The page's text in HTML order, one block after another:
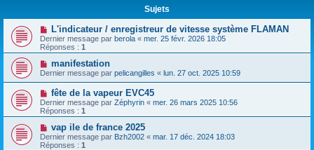
Sujets
L'indicateur / enregistreur de vitesse système FLAMAN
Dernier message par berola « mer. 25 févr. 2026 18:05
Réponses : 1
manifestation
Dernier message par pelicangilles « lun. 27 oct. 2025 10:59
fête de la vapeur EVC45
Dernier message par Zéphyrin « mer. 26 mars 2025 10:56
Réponses : 1
vap ile de france 2025
Dernier message par Bzh2002 « mar. 17 déc. 2024 18:03
Réponses : 1